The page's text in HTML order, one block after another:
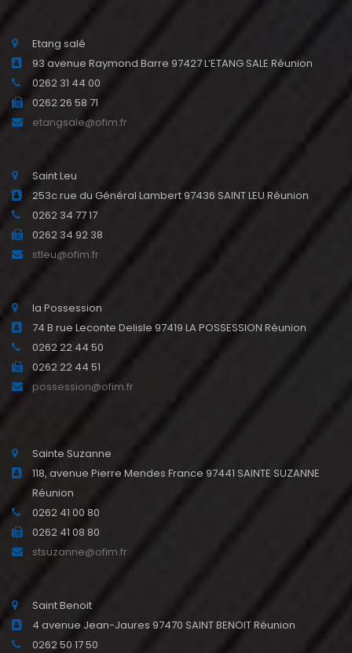
Etang salé
93 avenue Raymond Barre 97427 L’ETANG SALE Réunion
0262 31 44 00
0262 26 58 71
etangsale@ofim.fr
Saint Leu
253c rue du Général Lambert 97436 SAINT LEU Réunion
0262 34 77 17
0262 34 92 38
stleu@ofim.fr
la Possession
74 B rue Leconte Delisle 97419 LA POSSESSION Réunion
0262 22 44 50
0262 22 44 51
possession@ofim.fr
Sainte Suzanne
118, avenue Pierre Mendes France 97441 SAINTE SUZANNE
Réunion
0262 41 00 80
0262 41 08 80
stsuzanne@ofim.fr
Saint Benoit
4 avenue Jean-Jaures 97470 SAINT BENOIT Réunion
0262 50 17 50